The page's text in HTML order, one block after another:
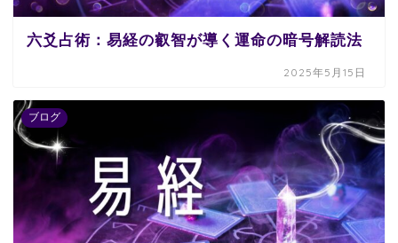
六爻占術：易経の叡智が導く運命の暗号解読法
2025年5月15日
ブログ